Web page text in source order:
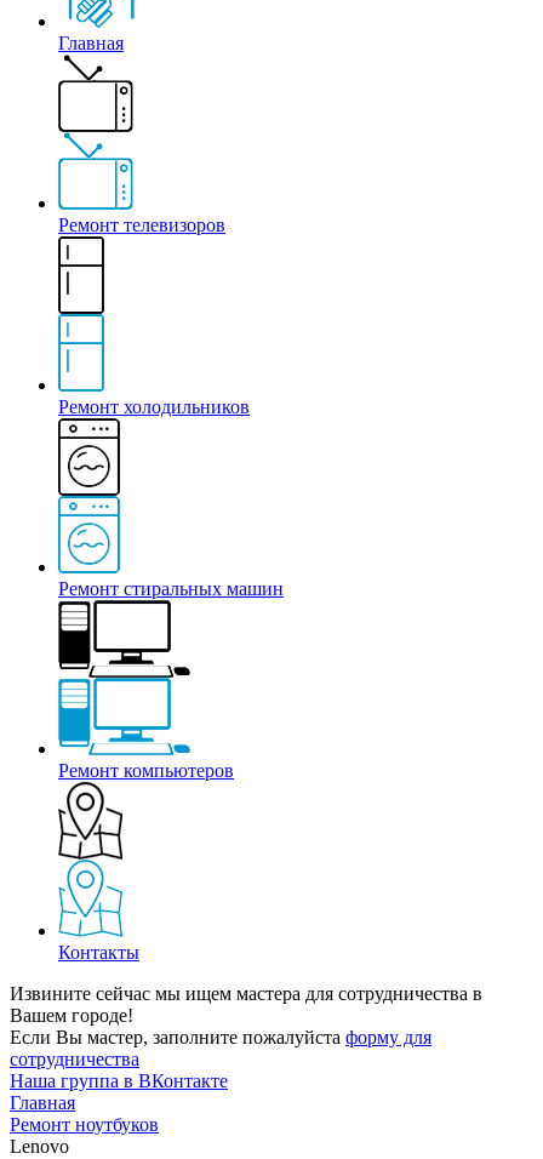
Главная
Ремонт телевизоров
Ремонт холодильников
Ремонт стиральных машин
Ремонт компьютеров
Контакты
Извините сейчас мы ищем мастера для сотрудничества в
Вашем городе!
Если Вы мастер, заполните пожалуйста форму для
сотрудничества
Наша группа в ВКонтакте
Главная
Ремонт ноутбуков
Lenovo